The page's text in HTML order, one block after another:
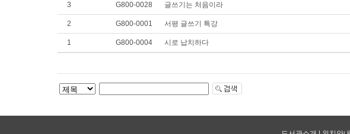
3 G800-0028 글쓰기는 처음이라
2 G800-0001 서평 글쓰기 특강
1 G800-0004 시로 납치하다